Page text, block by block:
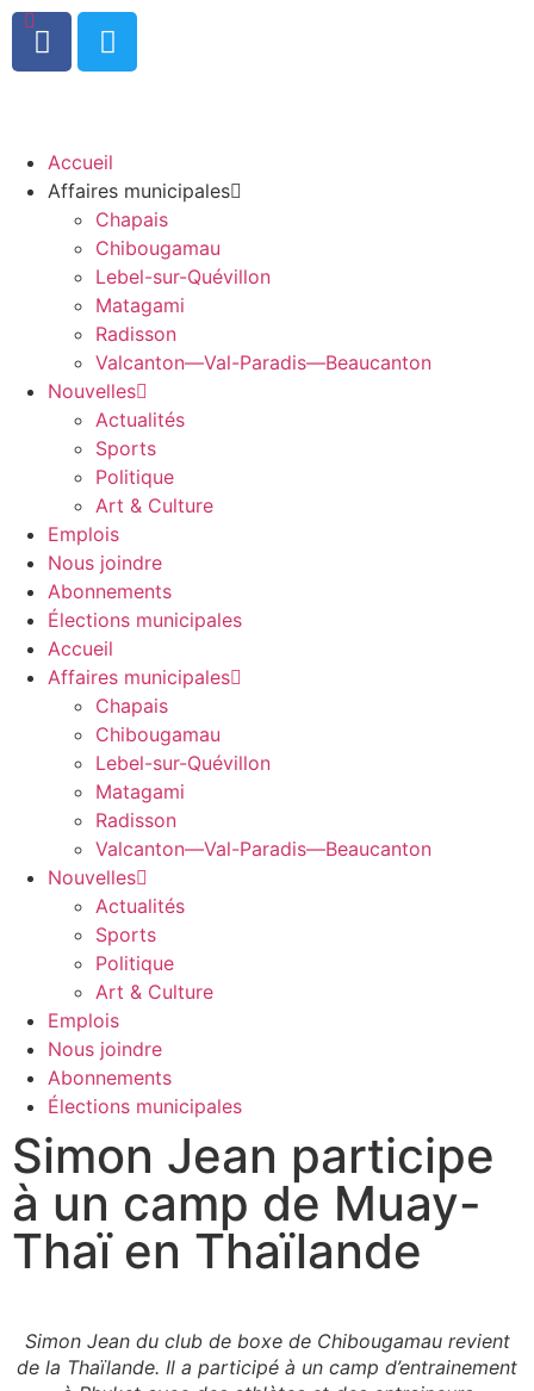
0
Accueil
Affaires municipales
Chapais
Chibougamau
Lebel-sur-Quévillon
Matagami
Radisson
Valcanton—Val-Paradis—Beaucanton
Nouvelles
Actualités
Sports
Politique
Art & Culture
Emplois
Nous joindre
Abonnements
Élections municipales
Accueil
Affaires municipales
Chapais
Chibougamau
Lebel-sur-Quévillon
Matagami
Radisson
Valcanton—Val-Paradis—Beaucanton
Nouvelles
Actualités
Sports
Politique
Art & Culture
Emplois
Nous joindre
Abonnements
Élections municipales
Simon Jean participe
à un camp de Muay-
Thaï en Thaïlande
Simon Jean du club de boxe de Chibougamau revient
de la Thaïlande. Il a participé à un camp d’entrainement